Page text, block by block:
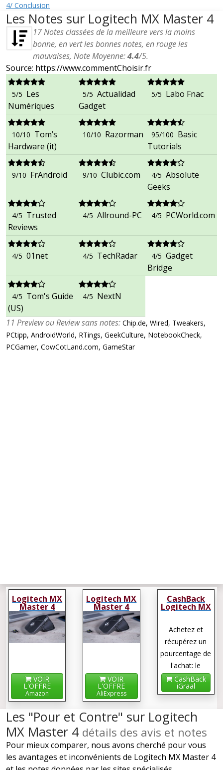
4/ Conclusion
Les Notes sur Logitech MX Master 4
17Notes classées de la meilleure vers la moins
bonne, en vert les bonnes notes, en rouge les
mauvaises, Note Moyenne:4.4/5.
Source: https://www.commentChoisir.fr
5/5 Les
Numériques
5/5 Actualidad
Gadget
5/5 Labo Fnac
10/10 Tom’s
Hardware (it)
10/10 Razorman 95/100 Basic
Tutorials
9/10 FrAndroid 9/10 Clubic.com 4/5 Absolute
Geeks
4/5 Trusted
Reviews
4/5 Allround-PC 4/5 PCWorld.com
4/5 01net 4/5 TechRadar 4/5 Gadget
Bridge
4/5 Tom's Guide
(US)
4/5 NextN
11 Preview ou Review sans notes: Chip.de, Wired, Tweakers,
PCtipp, AndroidWorld, RTings, GeekCulture, NotebookCheck,
PCGamer, CowCotLand.com, GameStar
Logitech MX
Master 4
VOIR
L'OFFRE
Amazon
Logitech MX
Master 4
VOIR
L'OFFRE
AliExpress
CashBack
Logitech MX
Master 4
Achetez et
récupérez un
pourcentage de
l'achat: le
cashback !
CashBack
iGraal
Les "Pour et Contre" sur Logitech
MX Master 4 détails des avis et notes
Pour mieux comparer, nous avons cherché pour vous
les avantages et inconvénients de Logitech MX Master 4